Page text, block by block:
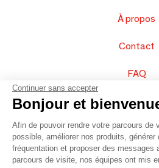
À propos
Contact
FAQ
Vendez vos
Plan du
Continuer sans accepter
Bonjour et
Afin de pouvoir rendre votre parcours de
possible, améliorer nos produits,
fréquentation et proposer des messages
parcours de visite, nos équipes ont mis